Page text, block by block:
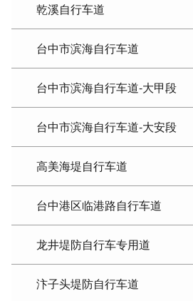
乾溪自行车道
台中市滨海自行车道
台中市滨海自行车道-大甲段
台中市滨海自行车道-大安段
高美海堤自行车道
台中港区临港路自行车道
龙井堤防自行车专用道
汴子头堤防自行车道